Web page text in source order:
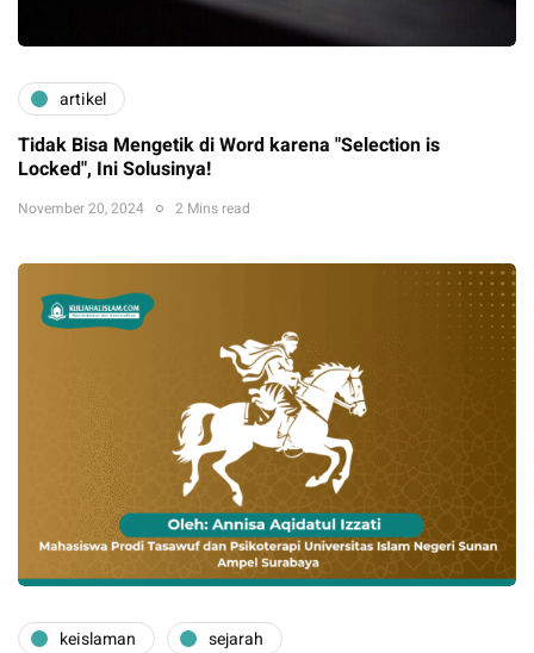
artikel
Tidak Bisa Mengetik di Word karena "Selection is
Locked", Ini Solusinya!
November 20, 2024 2 Mins read
keislaman sejarah